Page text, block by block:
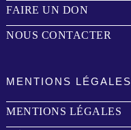
FAIRE UN DON
NOUS CONTACTER
MENTIONS LÉGALES
MENTIONS LÉGALES